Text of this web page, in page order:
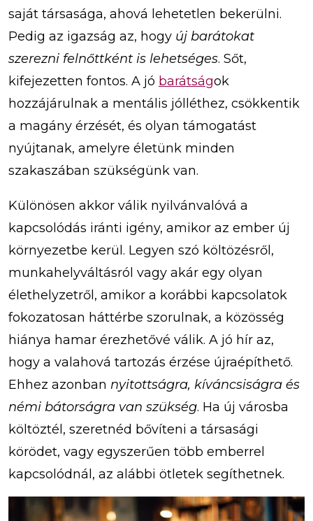
saját társasága, ahová lehetetlen bekerülni.
Pedig az igazság az, hogy új barátokat
szerezni felnőttként is lehetséges. Sőt,
kifejezetten fontos. A jó barátságok
hozzájárulnak a mentális jólléthez, csökkentik
a magány érzését, és olyan támogatást
nyújtanak, amelyre életünk minden
szakaszában szükségünk van.
Különösen akkor válik nyilvánvalóvá a
kapcsolódás iránti igény, amikor az ember új
környezetbe kerül. Legyen szó költözésről,
munkahelyváltásról vagy akár egy olyan
élethelyzetről, amikor a korábbi kapcsolatok
fokozatosan háttérbe szorulnak, a közösség
hiánya hamar érezhetővé válik. A jó hír az,
hogy a valahová tartozás érzése újraépíthető.
Ehhez azonban nyitottságra, kíváncsiságra és
némi bátorságra van szükség. Ha új városba
költöztél, szeretnéd bővíteni a társasági
körödet, vagy egyszerűen több emberrel
kapcsolódnál, az alábbi ötletek segíthetnek.